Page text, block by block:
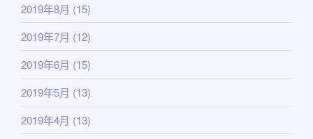
2019年8月 (15)
2019年7月 (12)
2019年6月 (15)
2019年5月 (13)
2019年4月 (13)